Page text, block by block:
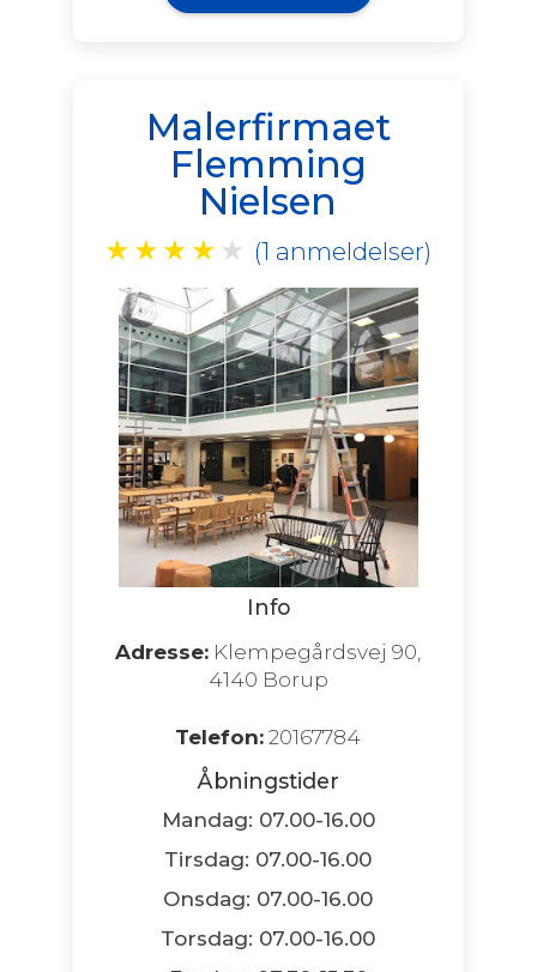
Malerfirmaet
Flemming
Nielsen
★ ★ ★ ★ ★ (1 anmeldelser)
Info
Adresse: Klempegårdsvej 90,
4140 Borup
Telefon: 20167784
Åbningstider
Mandag: 07.00-16.00
Tirsdag: 07.00-16.00
Onsdag: 07.00-16.00
Torsdag: 07.00-16.00